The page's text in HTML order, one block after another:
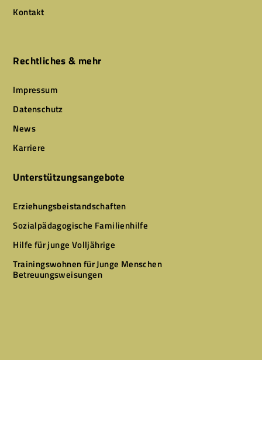
Kontakt
Rechtliches & mehr
Impressum
Datenschutz
News
Karriere
Unterstützungsangebote
Erziehungsbeistandschaften
Sozialpädagogische Familienhilfe
Hilfe für junge Volljährige
Trainingswohnen für Junge Menschen
Betreuungsweisungen